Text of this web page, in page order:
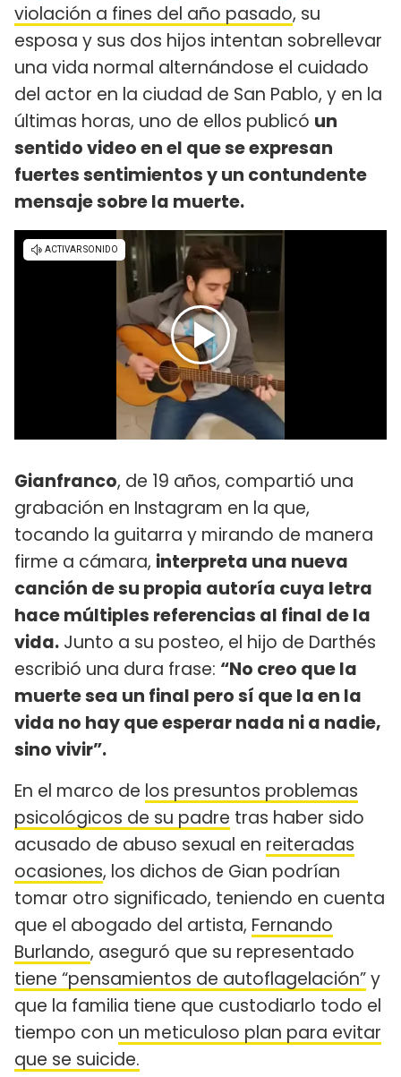
violación a fines del año pasado, su
esposa y sus dos hijos intentan sobrellevar
una vida normal alternándose el cuidado
del actor en la ciudad de San Pablo, y en la
últimas horas, uno de ellos publicó un
sentido video en el que se expresan
fuertes sentimientos y un contundente
mensaje sobre la muerte.
Gianfranco, de 19 años, compartió una
grabación en Instagram en la que,
tocando la guitarra y mirando de manera
firme a cámara, interpreta una nueva
canción de su propia autoría cuya letra
hace múltiples referencias al final de la
vida. Junto a su posteo, el hijo de Darthés
escribió una dura frase: “No creo que la
muerte sea un final pero sí que la en la
vida no hay que esperar nada ni a nadie,
sino vivir”.
En el marco de los presuntos problemas
psicológicos de su padre tras haber sido
acusado de abuso sexual en reiteradas
ocasiones, los dichos de Gian podrían
tomar otro significado, teniendo en cuenta
que el abogado del artista, Fernando
Burlando, aseguró que su representado
tiene “pensamientos de autoflagelación”y
que la familia tiene que custodiarlo todo el
tiempo con un meticuloso plan para evitar
que se suicide.